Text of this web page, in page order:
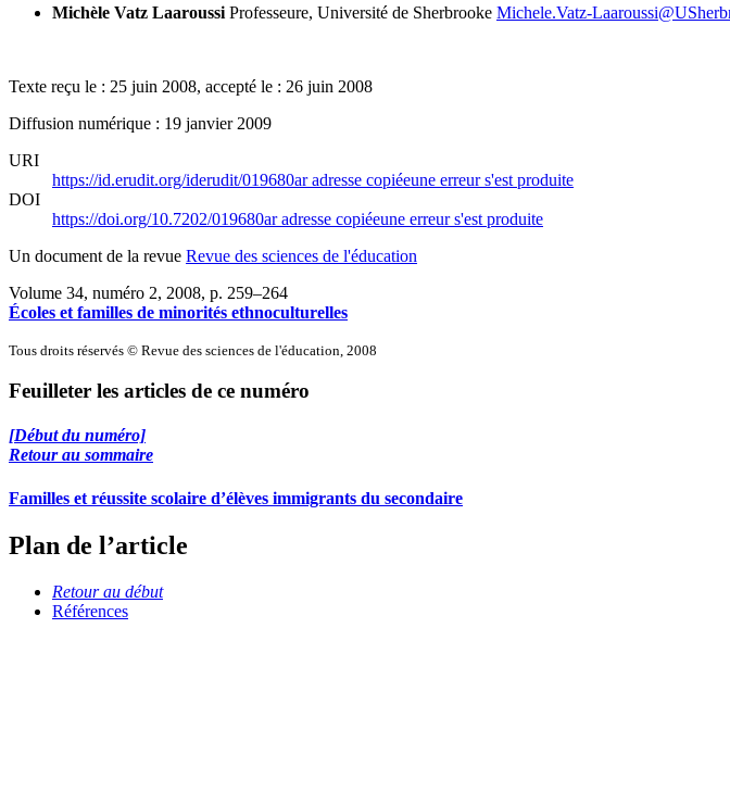
Michèle Vatz Laaroussi Professeure, Université de Sherbrooke Michele.Vatz-
Texte reçu le : 25 juin 2008, accepté le : 26 juin 2008
Diffusion numérique : 19 janvier 2009
URI
https://id.erudit.org/iderudit/019680aradresse copiéeune erreur s'est produite
DOI
https://doi.org/10.7202/019680aradresse copiéeune erreur s'est produite
Un document de la revue Revue des sciences de l'éducation
Volume 34, numéro 2, 2008, p. 259–264
Écoles et familles de minorités ethnoculturelles
Tous droits réservés © Revue des sciences de l'éducation, 2008
Feuilleter les articles de ce numéro
[Début du numéro]
Retour au sommaire
Familles et réussite scolaire d’élèves immigrants du secondaire
Plan de l’article
Retour au début
Références